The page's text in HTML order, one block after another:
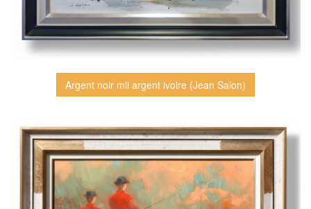
Argent noir mli argent ivoire (Jean Salon)